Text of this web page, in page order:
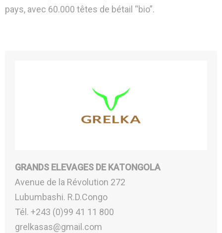
pays, avec 60.000 têtes de bétail “bio”.
GRANDS ELEVAGES DE KATONGOLA
Avenue de la Révolution 272
Lubumbashi. R.D.Congo
Tél. +243 (0)99 41 11 800
grelkasas@gmail.com